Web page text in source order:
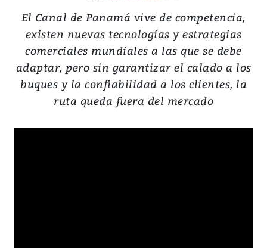
El Canal de Panamá vive de competencia,
existen nuevas tecnologías y estrategias
comerciales mundiales a las que se debe
adaptar, pero sin garantizar el calado a los
buques y la confiabilidad a los clientes, la
ruta queda fuera del mercado